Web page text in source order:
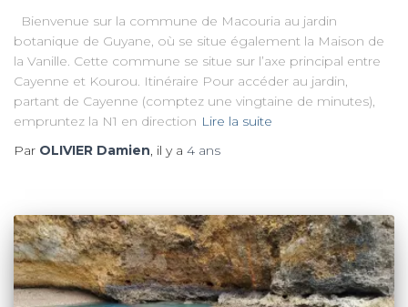
Bienvenue sur la commune de Macouria au jardin
botanique de Guyane, où se situe également la Maison de
la Vanille. Cette commune se situe sur l’axe principal entre
Cayenne et Kourou. Itinéraire Pour accéder au jardin,
partant de Cayenne (comptez une vingtaine de minutes),
empruntez la N1 en direction Lire la suite
Par OLIVIER Damien, il y a 4 ans